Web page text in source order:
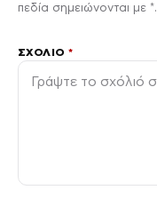
πεδία σημειώνονται με *.
ΣΧΌΛΙΟ*